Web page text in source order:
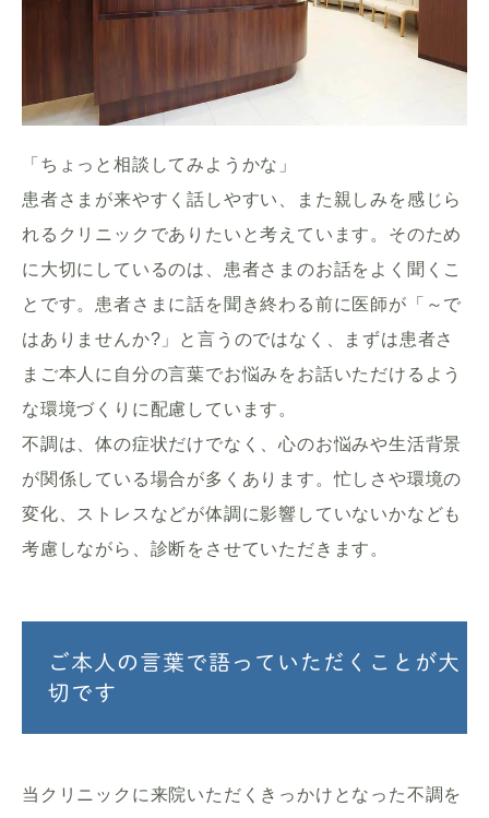
「ちょっと相談してみようかな」
患者さまが来やすく話しやすい、また親しみを感じら
れるクリニックでありたいと考えています。そのため
に大切にしているのは、患者さまのお話をよく聞くこ
とです。患者さまに話を聞き終わる前に医師が「～で
はありませんか?」と言うのではなく、まずは患者さ
まご本人に自分の言葉でお悩みをお話いただけるよう
な環境づくりに配慮しています。
不調は、体の症状だけでなく、心のお悩みや生活背景
が関係している場合が多くあります。忙しさや環境の
変化、ストレスなどが体調に影響していないかなども
考慮しながら、診断をさせていただきます。
ご本人の言葉で語っていただくことが大
切です
当クリニックに来院いただくきっかけとなった不調を